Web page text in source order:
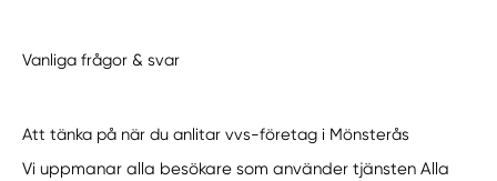
Vanliga frågor & svar
Att tänka på när du anlitar vvs-företag i Mönsterås
Vi uppmanar alla besökare som använder tjänsten Alla